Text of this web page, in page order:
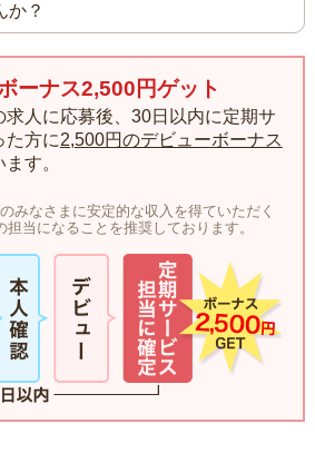
か？
ーナス2,500円ゲット
人に応募後、30日以内に定期サ
た方に2,500円のデビューボーナス
す。
みなさまに安定的な収入を得ていただく
当になることを推奨しております。